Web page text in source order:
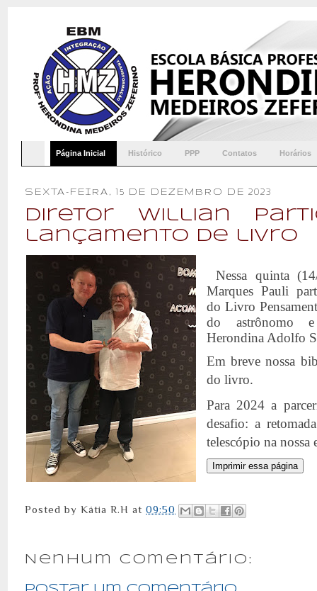
Página Inicial Histórico PPP Contatos Horários
SEXTA-FEIRA, 15 DE DEZEMBRO DE 2023
Diretor Willian
lançamento de livro
Nessa quinta
Marques Pauli
do Livro
do astrônomo
Herondina Adolfo
Em breve nossa
do livro.
Para 2024 a
desafio: a
telescópio na nossa
Posted byKátia R.H at09:50
Nenhum comentário: